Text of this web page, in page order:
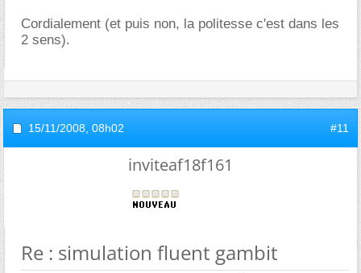
Cordialement (et puis non, la politesse c'est dans les
2 sens).
15/11/2008, 08h02 #11
inviteaf18f161
Re : simulation fluent gambit